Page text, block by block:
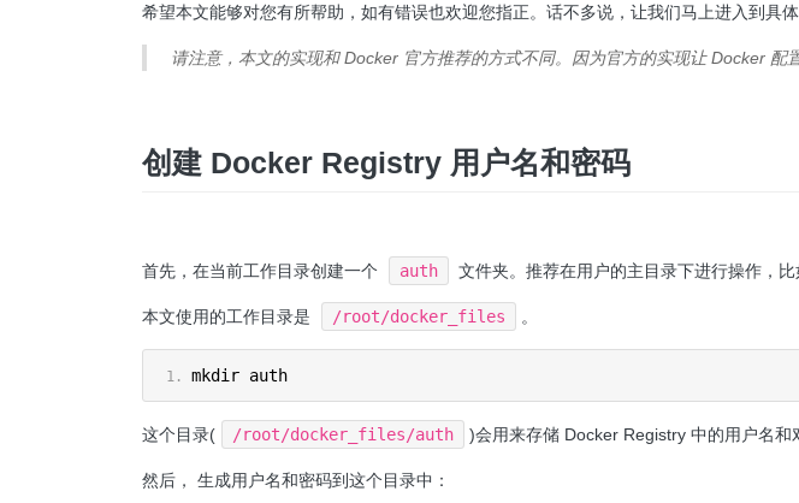
希望本文能够对您有所帮助，如有错误也欢迎您指正。话不多说，让我们马上进入到具体
请注意，本文的实现和 Docker 官方推荐的方式不同。因为官方的实现让 Docker
创建 Docker Registry 用户名和密码
首先，在当前工作目录创建一个 auth 文件夹。推荐在用户的主目录下进行操作，比
本文使用的工作目录是 /root/docker_files 。
mkdir auth
这个目录( /root/docker_files/auth )会用来存储 Docker Registry 中的用户名和
然后， 生成用户名和密码到这个目录中：